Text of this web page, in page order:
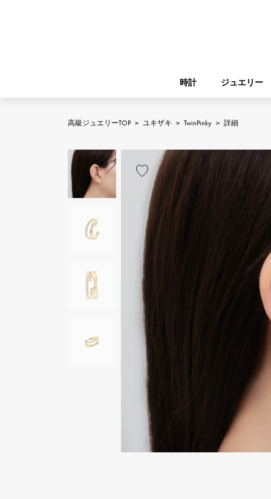
時計 ジュエリー
A.LANGE & SOHNE
ランゲ＆ゾーネ
FRANCK MULLER
フランク・ミュラー
AUDEMARS PIGUET
オーデマ・ピゲ
HARRY WINSTON
DUNAMIS
デュナミス
REGALIA
レガリア
NOMBRE putite
ノンブルプティ
RICH CROSS
リッチクロス
HIMAWARI
ヒマワリ
ガーデンパーティー
高級ジュエリーTOP > ユキザキ > TwinPinky > 詳細